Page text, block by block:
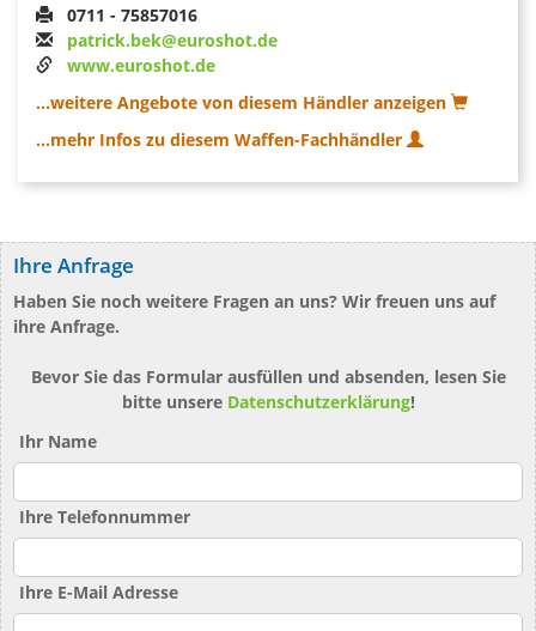
0711 - 75857016
patrick.bek@euroshot.de
www.euroshot.de
...weitere Angebote von diesem Händler anzeigen
...mehr Infos zu diesem Waffen-Fachhändler
Ihre Anfrage
Haben Sie noch weitere Fragen an uns? Wir freuen uns auf
ihre Anfrage.
Bevor Sie das Formular ausfüllen und absenden, lesen Sie
bitte unsere Datenschutzerklärung!
Ihr Name
Ihre Telefonnummer
Ihre E-Mail Adresse